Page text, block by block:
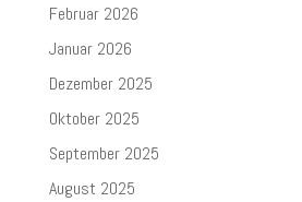
Februar 2026
Januar 2026
Dezember 2025
Oktober 2025
September 2025
August 2025